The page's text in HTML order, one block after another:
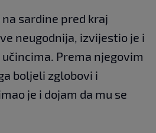
sardine pred kraj
neugodnija, izvijestio je i
Prema njegovim
boljeli zglobovi i
je i dojam da mu se